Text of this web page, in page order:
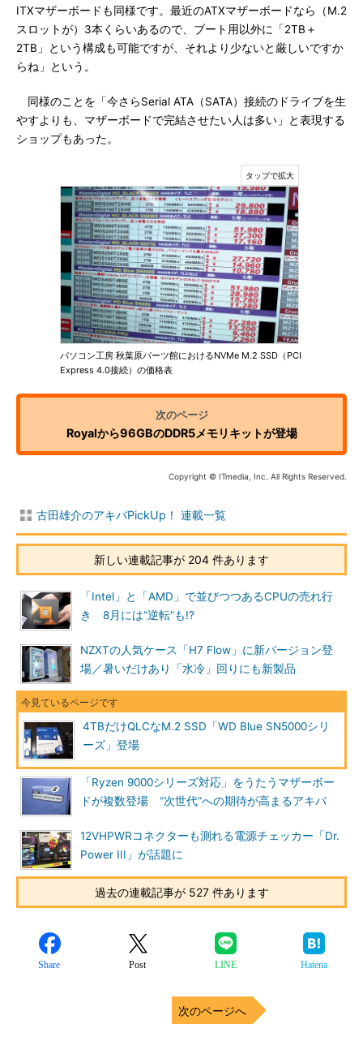
ITXマザーボードも同様です。最近のATXマザーボードなら（M.2
スロットが）3本くらいあるので、ブート用以外に「2TB＋
2TB」という構成も可能ですが、それより少ないと厳しいですか
らね」という。
同様のことを「今さらSerial ATA（SATA）接続のドライブを生
やすよりも、マザーボードで完結させたい人は多い」と表現する
ショップもあった。
パソコン工房 秋葉原パーツ館におけるNVMe M.2 SSD（PCI
Express 4.0接続）の価格表
Royalから96GBのDDR5メモリキットが登場
Copyright © ITmedia, Inc. All Rights Reserved.
古田雄介のアキバPickUp！ 連載一覧
新しい連載記事が 204 件あります
「Intel」と「AMD」で並びつつあるCPUの売れ行
き 8月には“逆転”も!?
NZXTの人気ケース「H7 Flow」に新バージョン登
場／暑いだけあり「水冷」回りにも新製品
4TBだけQLCなM.2 SSD「WD Blue SN5000シリ
ーズ」登場
「Ryzen 9000シリーズ対応」をうたうマザーボー
ドが複数登場 “次世代”への期待が高まるアキバ
12VHPWRコネクターも測れる電源チェッカー「Dr.
Power III」が話題に
過去の連載記事が 527 件あります
Share Post LINE Hatena
次のページへ